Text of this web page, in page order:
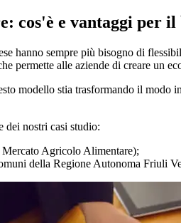
cos'è e vantaggi per il
hanno sempre più bisogno di
permette alle aziende di creare un
modello stia trasformando il
dei nostri casi studio:
Agricolo Alimentare);
della Regione Autonoma Friuli